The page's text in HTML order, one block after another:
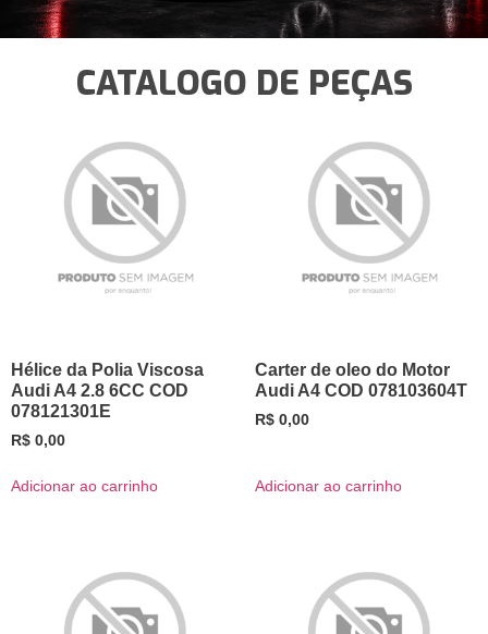
CATALOGO DE PEÇAS
Hélice da Polia Viscosa
Audi A4 2.8 6CC COD
078121301E
R$ 0,00
Adicionar ao carrinho
Carter de oleo do Motor
Audi A4 COD 078103604T
R$ 0,00
Adicionar ao carrinho